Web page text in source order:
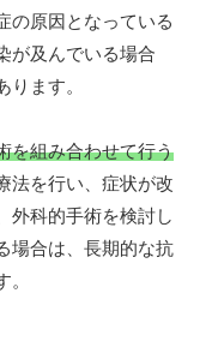
の原因となっている
が及んでいる場合
ます。
を組み合わせて行う
法を行い、症状が改
外科的手術を検討し
場合は、長期的な抗